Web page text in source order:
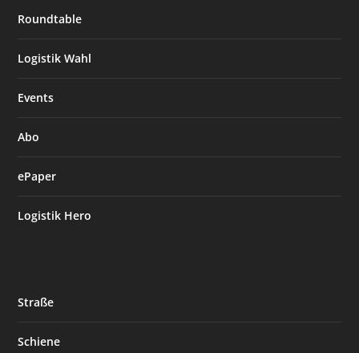
Roundtable
Logistik Wahl
Events
Abo
ePaper
Logistik Hero
Straße
Schiene